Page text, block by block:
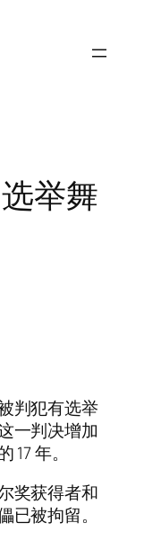
举舞
判犯有选举
一判决增加
年。
奖获得者和
被拘留。